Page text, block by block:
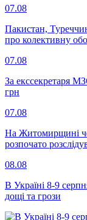
07.08
Пакистан,
про колективну
07.08
За екссекретаря
грн
07.08
На Житомирщині
розпочато
08.08
В Україні 8-9
дощі та грози